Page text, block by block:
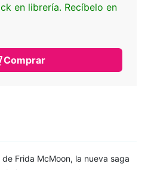
en librería. Recíbelo en
Comprar
Frida McMoon, la nueva saga